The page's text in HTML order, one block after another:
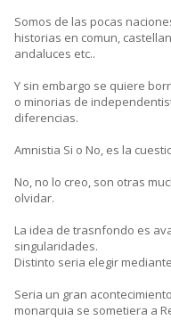
Somos de las pocas
historias en comun,
andaluces etc..
Y sin embargo se quiere
o minorias de
diferencias.
Amnistia Si o No, es la
No, no lo creo, son otras
olvidar.
La idea de trasnfondo es
singularidades.
Distinto seria elegir
Seria un gran
monarquia se sometiera a